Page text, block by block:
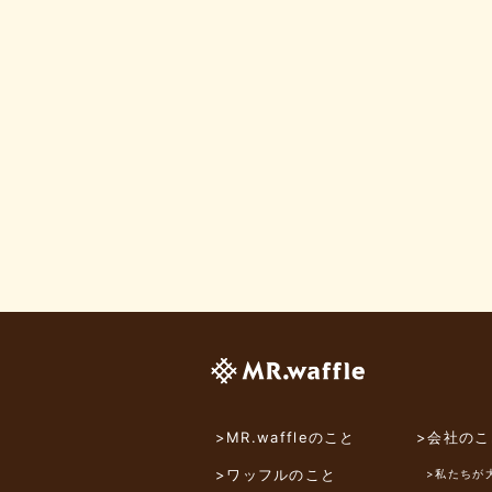
>MR.waffleのこと
>ワッフルのこと
>会社のこ
>私たちが